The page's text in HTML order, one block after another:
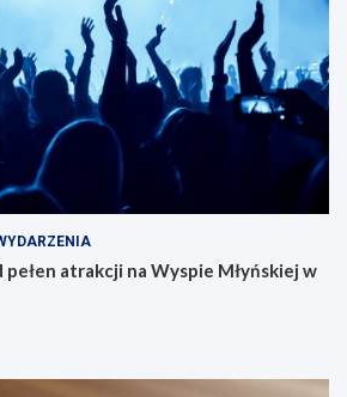
atrakcji na Wyspie Młyńskiej w